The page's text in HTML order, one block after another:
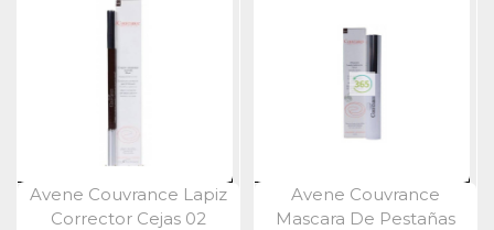
Vista Rápida
Avene Couvrance Lapiz
Corrector Cejas 02
Vista Rápida
Avene Couvrance
Mascara De Pestañas